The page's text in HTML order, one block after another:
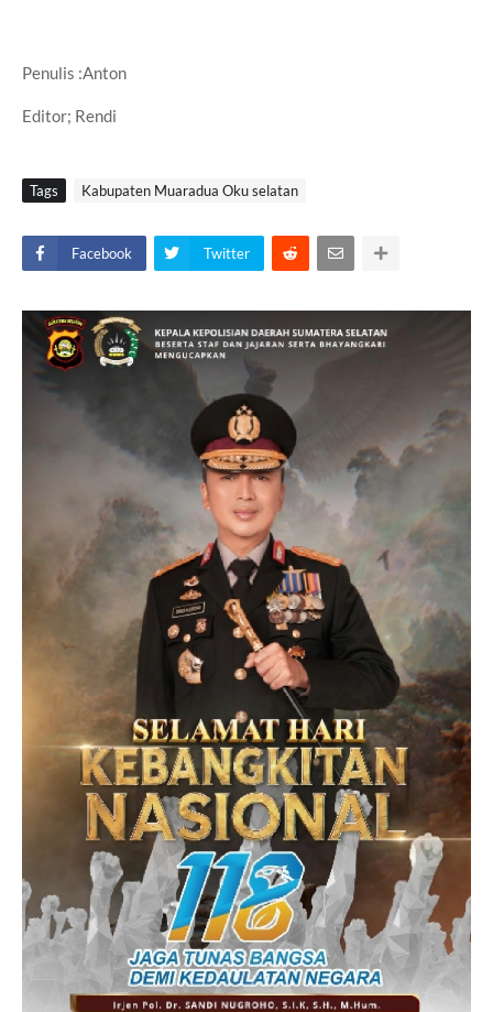
Penulis :Anton
Editor; Rendi
Tags Kabupaten Muaradua Oku selatan
Facebook Twitter